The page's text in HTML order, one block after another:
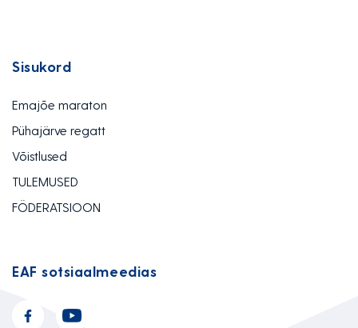
Sisukord
Emajõe maraton
Pühajärve regatt
Võistlused
TULEMUSED
FÖDERATSIOON
EAF sotsiaalmeedias